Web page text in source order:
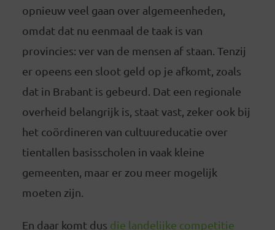
opnieuw veel gaan over algemeenheden,
omdat dat nu eenmaal de taak is van
provincies: ver van de mensen af staan. Tenzij
er opeens een sloot geld op je afkomt, zoals
dat in Brabant is gebeurd. Dat een regionale
overheid belangrijk is, staat vast, zeker ook bij
het coördineren van cultuureducatie over
tientallen basisscholen in vaak kleine
gemeenten, maar er zou meer mogelijk
moeten zijn.
En daar komt dus die landelijke competitie